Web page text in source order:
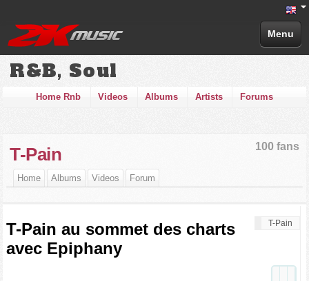
Menu
R&B, Soul
Home Rnb Videos Albums Artists Forums
100 fans
T-Pain
Home Albums Videos Forum
T-Pain
T-Pain au sommet des charts
avec Epiphany